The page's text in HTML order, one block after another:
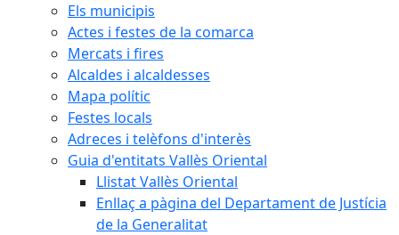
Els municipis
Actes i festes de la comarca
Mercats i fires
Alcaldes i alcaldesses
Mapa polític
Festes locals
Adreces i telèfons d'interès
Guia d'entitats Vallès Oriental
Llistat Vallès Oriental
Enllaç a pàgina del Departament de Justícia
de la Generalitat